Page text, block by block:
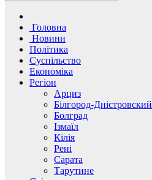
Головна
Новини
Політика
Суспільство
Економіка
Регіон
Арциз
Білгород-Дністровский
Болград
Ізмаїл
Кілія
Рені
Сарата
Тарутине